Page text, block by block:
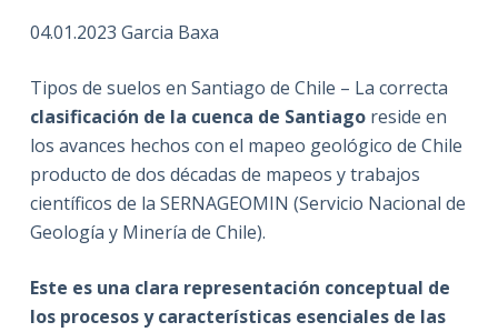
04.01.2023 Garcia Baxa
Tipos de suelos en Santiago de Chile – La correcta
clasificación de la cuenca de Santiagoreside en
los avances hechos con el mapeo geológico de Chile
producto de dos décadas de mapeos y trabajos
científicos de la SERNAGEOMIN (Servicio Nacional de
Geología y Minería de Chile).
Este es una clara representación conceptual de
los procesos y características esenciales de las